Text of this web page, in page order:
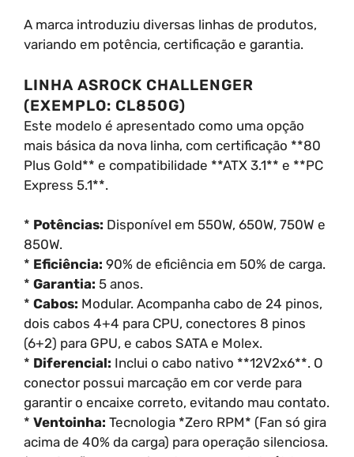
A marca introduziu diversas linhas de produtos,
variando em potência, certificação e garantia.
LINHA ASROCK CHALLENGER
(EXEMPLO: CL850G)
Este modelo é apresentado como uma opção
mais básica da nova linha, com certificação **80
Plus Gold** e compatibilidade **ATX 3.1** e **PC
Express 5.1**.
* Potências: Disponível em 550W, 650W, 750W e
850W.
* Eficiência: 90% de eficiência em 50% de carga.
* Garantia: 5 anos.
* Cabos: Modular. Acompanha cabo de 24 pinos,
dois cabos 4+4 para CPU, conectores 8 pinos
(6+2) para GPU, e cabos SATA e Molex.
* Diferencial: Inclui o cabo nativo **12V2x6**. O
conector possui marcação em cor verde para
garantir o encaixe correto, evitando mau contato.
* Ventoinha: Tecnologia *Zero RPM* (Fan só gira
acima de 40% da carga) para operação silenciosa.